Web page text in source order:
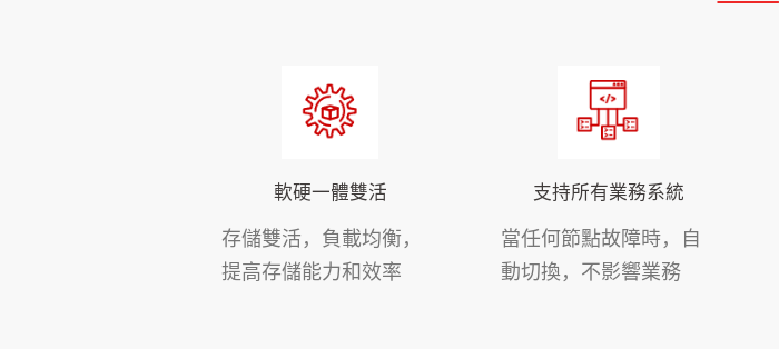
軟硬一體雙活
存儲雙活，負載均衡，
提高存儲能力和效率
支持所有業務系統
當任何節點故障時，自
動切換，不影響業務